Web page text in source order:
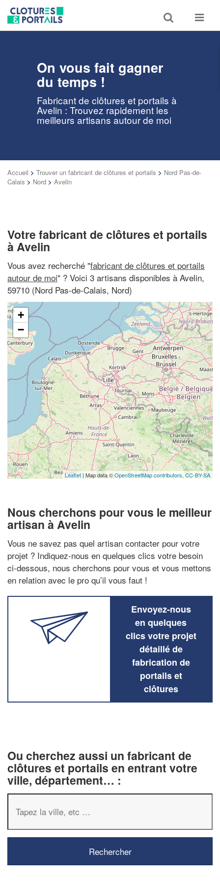
Toggle
search
Toggle
On vous fait gagner
du temps !
Fabricant de clôtures et portails à
Avelin : Trouvez rapidement les
meilleurs artisans autour de moi
Accueil > Trouver un fabricant de clôtures et portails > Nord Pas-de-
Calais > Nord > Avelin
Votre fabricant de clôtures et portails
à Avelin
Vous avez recherché "fabricant de clôtures et portails
autour de moi" ? Voici 3 artisans disponibles à Avelin,
59710 (Nord Pas-de-Calais, Nord)
+
−
Leaflet| Map data ©OpenStreetMap contributors, CC-BY-SA
Nous cherchons pour vous le meilleur
artisan à Avelin
Vous ne savez pas quel artisan contacter pour votre
projet ? Indiquez-nous en quelques clics votre besoin
ci-dessous, nous cherchons pour vous et vous mettons
en relation avec le pro qu’il vous faut !
Envoyez-nous
en quelques
clics votre projet
détaillé de
fabrication de
portails et
clôtures
Ou cherchez aussi un fabricant de
clôtures et portails en entrant votre
ville, département… :